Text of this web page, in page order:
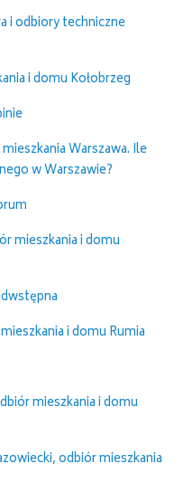
i odbiory techniczne
i domu Kołobrzeg
Warszawa. Ile
w Warszawie?
mieszkania i domu
i domu Rumia
mieszkania i domu
odbiór mieszkania